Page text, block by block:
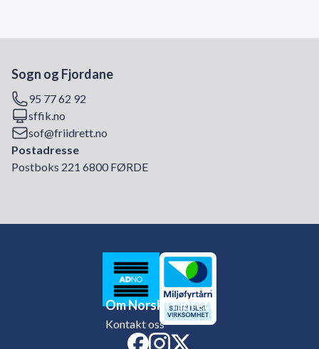
Sogn og Fjordane
95 77 62 92
sffik.no
sof@friidrett.no
Postadresse
Postboks 221 6800 FØRDE
Om Norsk Friidrett
Kontakt oss